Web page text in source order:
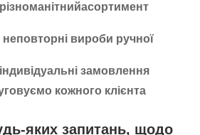
неповторні вироби ручної
замовлення
кожного клієнта
яких запитань, щодо